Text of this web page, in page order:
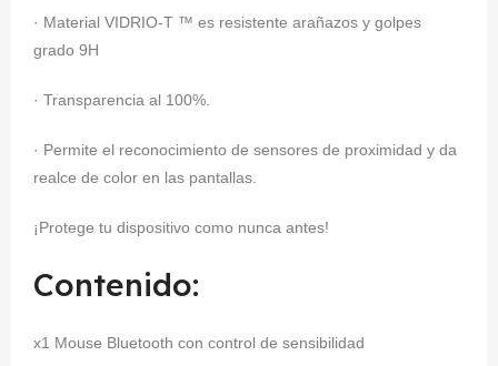
· Material VIDRIO-T ™ es resistente arañazos y golpes
grado 9H
· Transparencia al 100%.
· Permite el reconocimiento de sensores de proximidad y da
realce de color en las pantallas.
¡Protege tu dispositivo como nunca antes!
Contenido:
x1 Mouse Bluetooth con control de sensibilidad